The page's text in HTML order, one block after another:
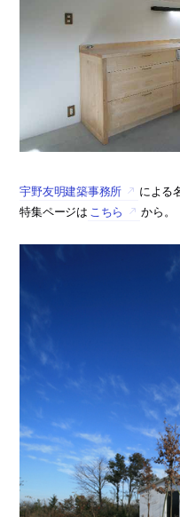
宇野友明建築事務所
による
特集ページは こちら から。